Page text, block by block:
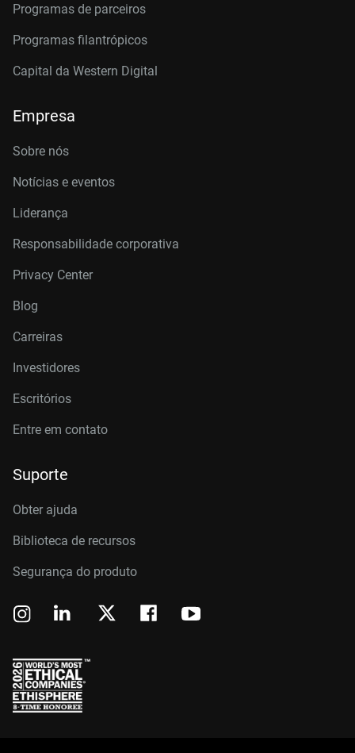
Programas de parceiros
Programas filantrópicos
Capital da Western Digital
Empresa
Sobre nós
Notícias e eventos
Liderança
Responsabilidade corporativa
Privacy Center
Blog
Carreiras
Investidores
Escritórios
Entre em contato
Suporte
Obter ajuda
Biblioteca de recursos
Segurança do produto